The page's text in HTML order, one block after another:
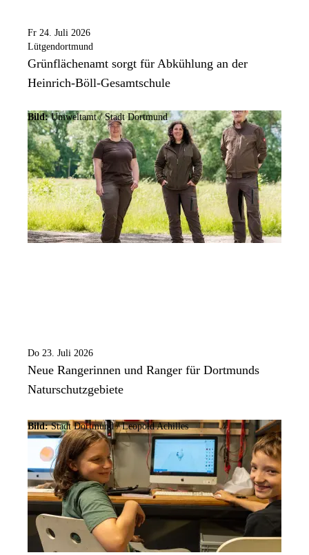
Fr 24. Juli 2026
Lütgendortmund
Grünflächenamt sorgt für Abkühlung an der
Heinrich-Böll-Gesamtschule
Bild:Umweltamt /Stadt Dortmund
Do 23. Juli 2026
Neue Rangerinnen und Ranger für Dortmunds
Naturschutzgebiete
Bild:Stadt Dortmund /Leopold Achilles